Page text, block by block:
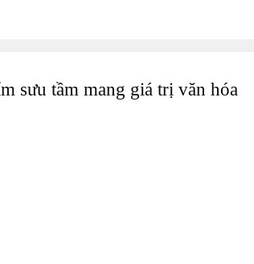
sưu tầm mang giá trị văn hóa